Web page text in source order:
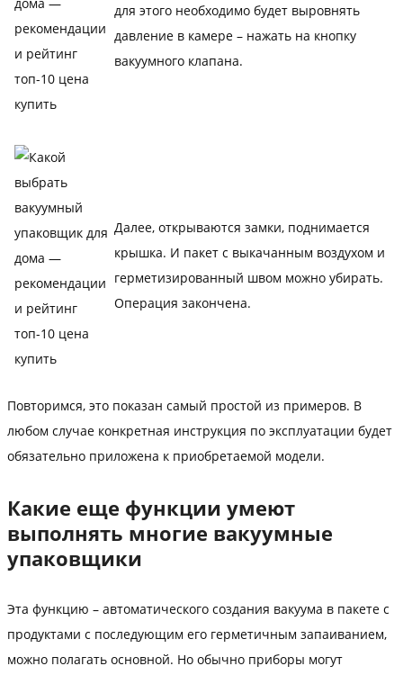
для этого необходимо будет выровнять
давление в камере – нажать на кнопку
вакуумного клапана.
Далее, открываются замки, поднимается
крышка. И пакет с выкачанным воздухом и
герметизированный швом можно убирать.
Операция закончена.
Повторимся, это показан самый простой из примеров. В
любом случае конкретная инструкция по эксплуатации будет
обязательно приложена к приобретаемой модели.
Какие еще функции умеют
выполнять многие вакуумные
упаковщики
Эта функцию – автоматического создания вакуума в пакете с
продуктами с последующим его герметичным запаиванием,
можно полагать основной. Но обычно приборы могут